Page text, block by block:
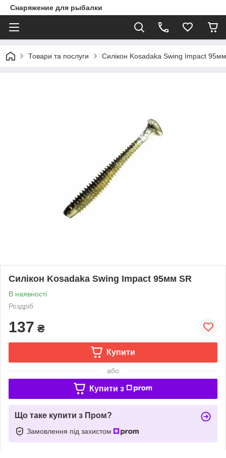
Снаряжение для рыбалки
Товари та послуги Силікон Kosadaka Swing Impact
Силікон Kosadaka Swing Impact 95мм SR
В наявності
Роздріб
137 ₴
Купити
або
Купити з
Що таке купити з Пром?
Замовлення під захистом